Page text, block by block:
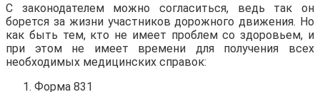
С законодателем можно согласиться, ведь так он
борется за жизни участников дорожного движения. Но
как быть тем, кто не имеет проблем со здоровьем, и
при этом не имеет времени для получения всех
необходимых медицинских справок:
Форма 831